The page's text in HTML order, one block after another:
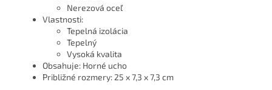
Nerezová oceľ
Vlastnosti:
Tepelná izolácia
Tepelný
Vysoká kvalita
Obsahuje: Horné ucho
Približné rozmery: 25 x 7,3 x 7,3 cm